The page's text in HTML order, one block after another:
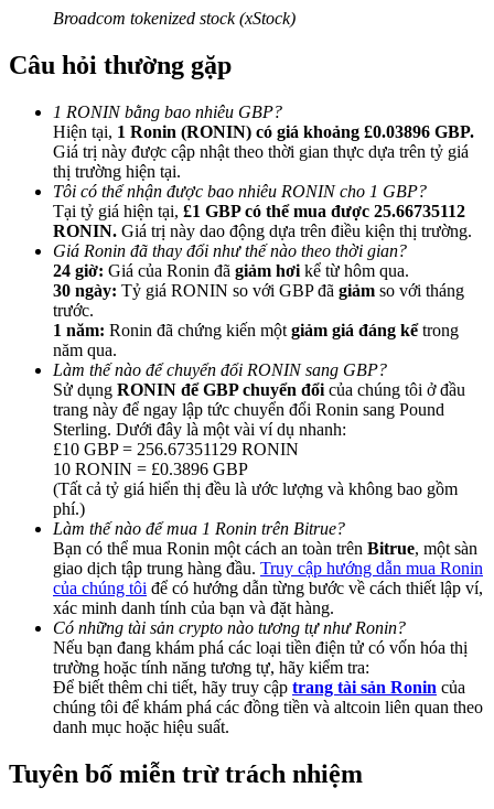
Lên đến 65% hoa hồng!
Giới thiệu
Mời một người bạn để nhận phần thưởng tiền mặt
BTC Welcome Rewards
BTC Welcome Rewards
Deposit & Trade BTC to Share 25000 USDT prize pool!
Deposit CASHCAT & Win
Broadcom tokenized stock (xStock)
Câu hỏi thường gặp
1 RONIN bằng bao nhiêu GBP?
Hiện tại, 1 Ronin (RONIN) có giá khoảng £0.03896 GBP.
Giá trị này được cập nhật theo thời gian thực dựa trên tỷ giá
thị trường hiện tại.
Tôi có thể nhận được bao nhiêu RONIN cho 1 GBP?
Tại tỷ giá hiện tại, £1 GBP có thể mua được 25.66735112
RONIN. Giá trị này dao động dựa trên điều kiện thị trường.
Giá Ronin đã thay đổi như thế nào theo thời gian?
24 giờ: Giá của Ronin đã giảm hơi kể từ hôm qua.
30 ngày: Tỷ giá RONIN so với GBP đã giảm so với tháng
trước.
1 năm: Ronin đã chứng kiến một giảm giá đáng kểtrong
năm qua.
Làm thế nào để chuyển đổi RONIN sang GBP?
Sử dụng RONIN để GBP chuyển đổi của chúng tôi ở đầu
trang này để ngay lập tức chuyển đổi Ronin sang Pound
Sterling. Dưới đây là một vài ví dụ nhanh:
£10 GBP = 256.67351129 RONIN
10 RONIN = £0.3896 GBP
(Tất cả tỷ giá hiển thị đều là ước lượng và không bao gồm
phí.)
Làm thế nào để mua 1 Ronin trên Bitrue?
Bạn có thể mua Ronin một cách an toàn trên Bitrue, một sàn
giao dịch tập trung hàng đầu. Truy cập hướng dẫn mua Ronin
của chúng tôi để có hướng dẫn từng bước về cách thiết lập ví,
xác minh danh tính của bạn và đặt hàng.
Có những tài sản crypto nào tương tự như Ronin?
Nếu bạn đang khám phá các loại tiền điện tử có vốn hóa thị
trường hoặc tính năng tương tự, hãy kiểm tra:
Để biết thêm chi tiết, hãy truy cập trang tài sản Ronin của
chúng tôi để khám phá các đồng tiền và altcoin liên quan theo
danh mục hoặc hiệu suất.
Tuyên bố miễn trừ trách nhiệm